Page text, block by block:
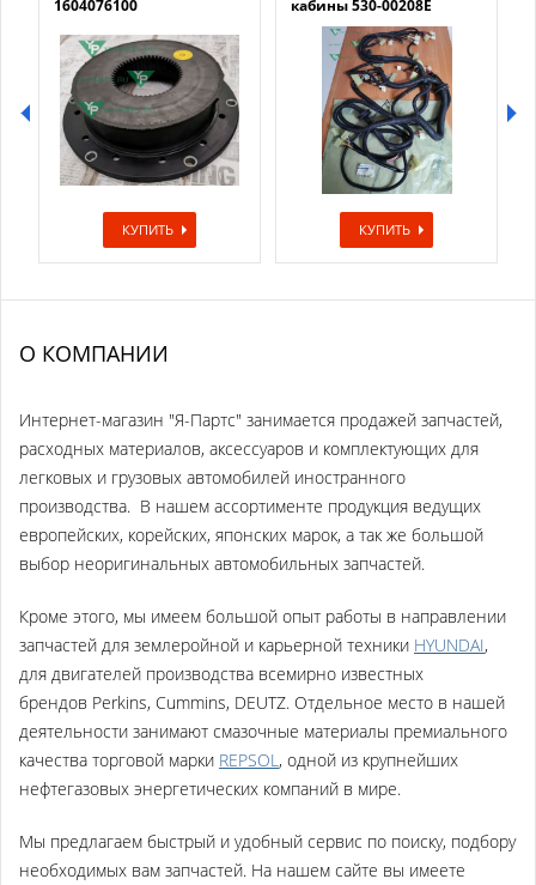
1604076100
КУПИТЬ
кабины 530-00208E
КУПИТЬ
О КОМПАНИИ
Интернет-магазин "Я-Партс" занимается продажей запчастей,
расходных материалов, аксессуаров и комплектующих для
легковых и грузовых автомобилей иностранного
производства. В нашем ассортименте продукция ведущих
европейских, корейских, японских марок, а так же большой
выбор неоригинальных автомобильных запчастей.
Кроме этого, мы имеем большой опыт работы в направлении
запчастей для землеройной и карьерной техники HYUNDAI,
для двигателей производства всемирно известных
брендов Perkins, Cummins, DEUTZ. Отдельное место в нашей
деятельности занимают смазочные материалы премиального
качества торговой марки REPSOL, одной из крупнейших
нефтегазовых энергетических компаний в мире.
Мы предлагаем быстрый и удобный сервис по поиску, подбору
необходимых вам запчастей. На нашем сайте вы имеете